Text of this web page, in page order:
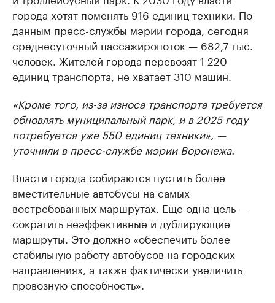
города хотят поменять 916 единиц техники. По
данным пресс-службы мэрии города, сегодня
среднесуточный пассажиропоток — 682,7 тыс.
человек. Жителей города перевозят 1 220
единиц транспорта, не хватает 310 машин.
«Кроме того, из-за износа транспорта требуется
обновлять муниципальный парк, и в 2025 году
потребуется уже 550 единиц техники», —
уточнили в пресс-службе мэрии Воронежа.
Власти города собираются пустить более
вместительные автобусы на самых
востребованных маршрутах. Еще одна цель —
сократить неэффективные и дублирующие
маршруты. Это должно «обеспечить более
стабильную работу автобусов на городских
направлениях, а также фактически увеличить
провозную способность».